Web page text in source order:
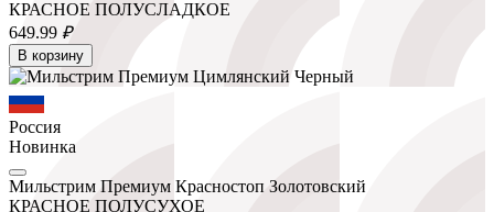
КРАСНОЕ ПОЛУСЛАДКОЕ
649.99 ₽
В корзину
Россия
Новинка
Мильстрим Премиум Красностоп Золотовский
КРАСНОЕ ПОЛУСУХОЕ